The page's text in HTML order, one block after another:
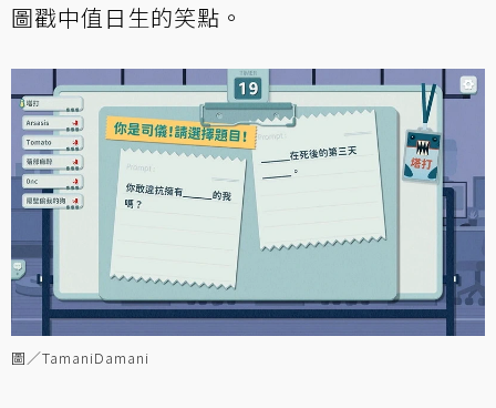
圖戳中值日生的笑點。
圖／TamaniDamani